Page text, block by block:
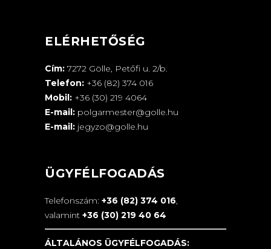
ELÉRHETŐSÉG
Cím: 7272 Gölle, Petőfi u. 2/b.
Telefon: +36 (82) 374 016
Mobil: +36 (30) 219 4064
E-mail: polgarmester@golle.hu
E-mail: jegyzo@golle.hu
ÜGYFÉLFOGADÁS
Telefonszám: +36 (82) 374 016,
valamint +36 (30) 219 40 64
ÁLTALÁNOS ÜGYFÉLFOGADÁS: